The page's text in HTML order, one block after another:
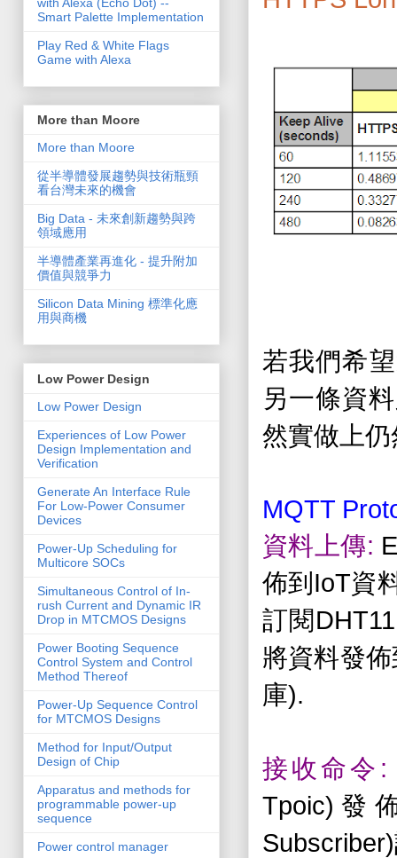
若我們希
另一條資
然實做上
MQTT
資料上傳:
佈到 IoT資
訂閱DHT11
將資料發
庫).
接收命令 :
Tpoic) 發
Subscriber)
Smart Palette Implementation
Play Red & White Flags
Game with Alexa
More than Moore
More than Moore
從半導體發展趨勢與技術瓶頸
看台灣未來的機會
Big Data - 未來創新趨勢與跨
領域應用
半導體產業再進化 - 提升附加
價值與競爭力
Silicon Data Mining 標準化應
用與商機
Low Power Design
Low Power Design
Experiences of Low Power
Design Implementation and
Verification
Generate An Interface Rule
For Low-Power Consumer
Devices
Power-Up Scheduling for
Multicore SOCs
Simultaneous Control of In-
rush Current and Dynamic IR
Drop in MTCMOS Designs
Power Booting Sequence
Control System and Control
Method Thereof
Power-Up Sequence Control
for MTCMOS Designs
Method for Input/Output
Design of Chip
Apparatus and methods for
programmable power-up
sequence
Power control manager